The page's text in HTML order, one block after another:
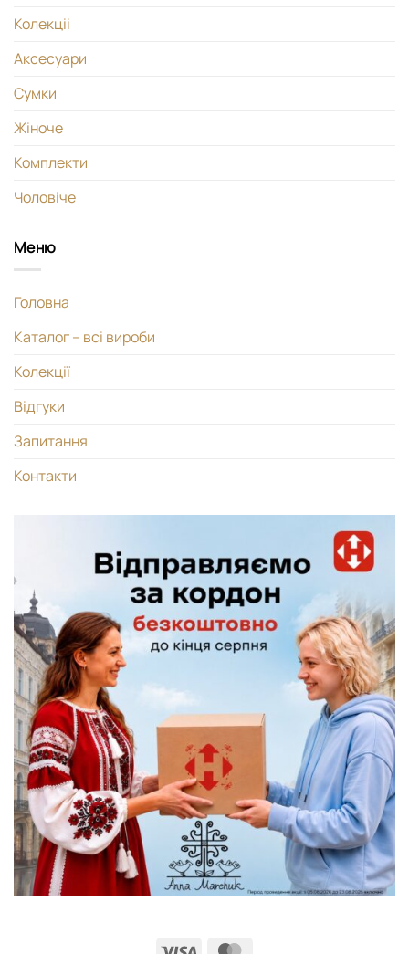
Колекціі
Аксесуари
Сумки
Жіноче
Комплекти
Чоловіче
Меню
Головна
Каталог – всі вироби
Колекції
Відгуки
Запитання
Контакти
Visa